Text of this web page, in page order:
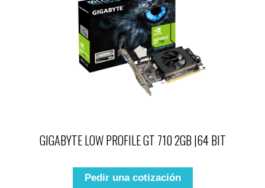
GIGABYTE LOW PROFILE GT 710 2GB |64 BIT
Pedir una cotización